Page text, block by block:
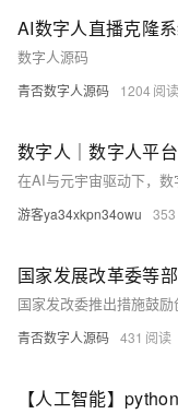
AI数字人直播克隆系
数字人源码
青否数字人源码 1204
数字人｜数字人平
游客ya34xkpn34owu 353
青否数字人源码 431
【人工智能】